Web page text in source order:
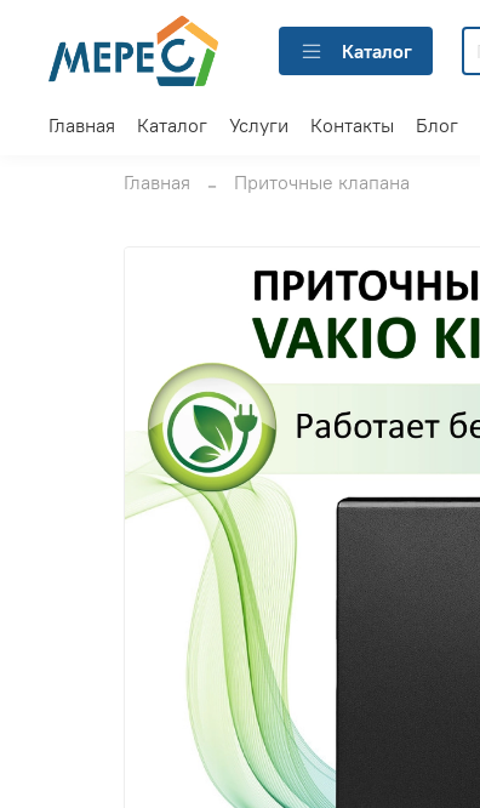
Каталог
Главная Каталог Услуги Контакты Блог
Главная Приточные клапана